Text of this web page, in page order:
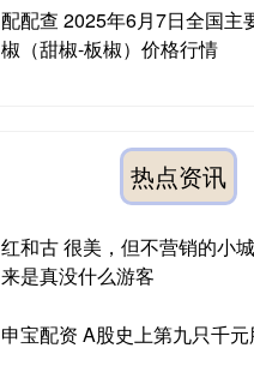
配配查 2025年6月7日全国主
椒（甜椒-板椒）价格行情
热点资讯
红和古 很美，但不营销的小
来是真没什么游客
申宝配资 A股史上第九只千元